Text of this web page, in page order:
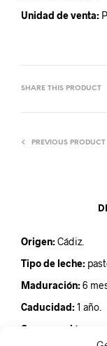
Unidad de venta:
SHARE THIS PRODUCT
PREVIOUS PRODUCT
Origen:Cádiz.
Tipo de leche:
Maduración:6
Caducidad:1 año.
Conservación:
refrigerado a una